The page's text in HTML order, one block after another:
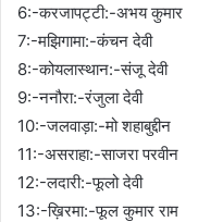
6:-करजापट्टी:-अभय कुमार
7:-मझिगामा:-कंचन देवी
8:-कोयलास्थान:-संजू देवी
9:-ननौरा:-रंजुला देवी
10:-जलवाड़ा:-मो शहाबुद्दीन
11:-असराहा:-साजरा परवीन
12:-लदारी:-फूलो देवी
13:-ख़िरमा:-फूल कुमार राम